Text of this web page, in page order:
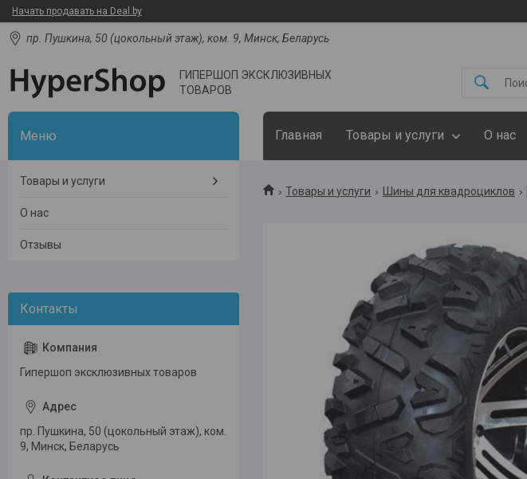
Начать продавать на Deal.by
пр. Пушкина, 50 (цокольный этаж), ком. 9, Минск, Беларусь
ГИПЕРШОП ЭКСКЛЮЗИВНЫХ
ТОВАРОВ
Главная Товары и услуги О нас
Товары и услуги Шины для квадроциклов
Товары и услуги
О нас
Отзывы
Гипершоп эксклюзивных товаров
пр. Пушкина, 50 (цокольный этаж), ком.
9, Минск, Беларусь